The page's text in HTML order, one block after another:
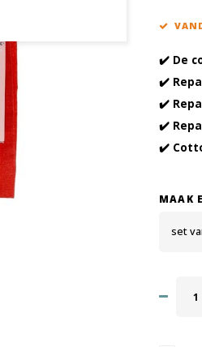
✔️ De
✔️
✔️
✔️
✔️
MAAK
set